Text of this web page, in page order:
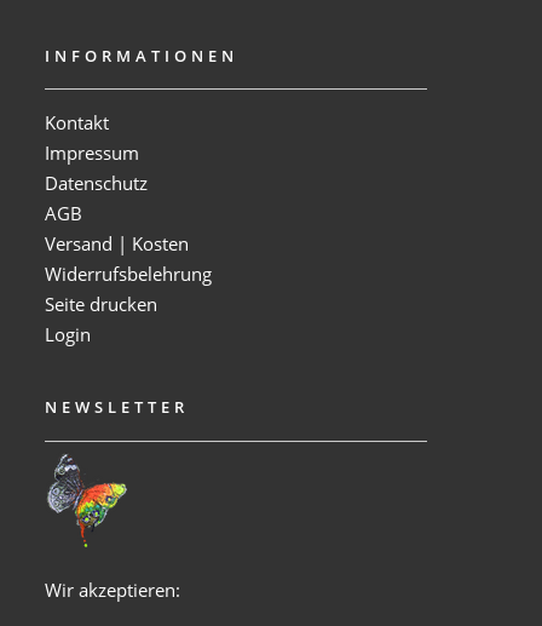
INFORMATIONEN
Kontakt
Impressum
Datenschutz
AGB
Versand | Kosten
Widerrufsbelehrung
Seite drucken
Login
NEWSLETTER
Wir akzeptieren: